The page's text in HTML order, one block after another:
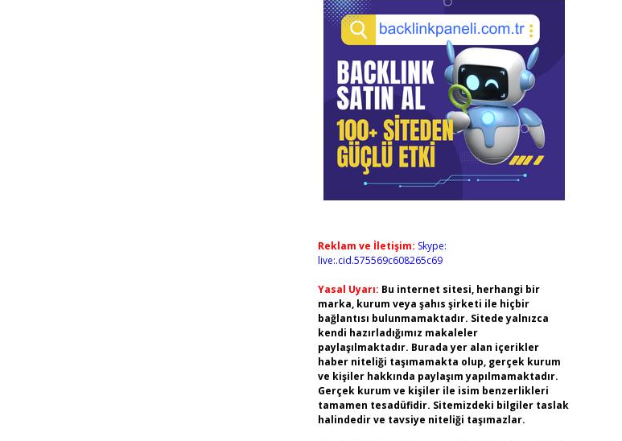
Reklam ve İletişim: Skype:
live:.cid.575569c608265c69
Yasal Uyarı: Bu internet sitesi, herhangi bir
marka, kurum veya şahıs şirketi ile hiçbir
bağlantısı bulunmamaktadır. Sitede yalnızca
kendi hazırladığımız makaleler
paylaşılmaktadır. Burada yer alan içerikler
haber niteliği taşımamakta olup, gerçek kurum
ve kişiler hakkında paylaşım yapılmamaktadır.
Gerçek kurum ve kişiler ile isim benzerlikleri
tamamen tesadüfidir. Sitemizdeki bilgiler taslak
halindedir ve tavsiye niteliği taşımazlar.